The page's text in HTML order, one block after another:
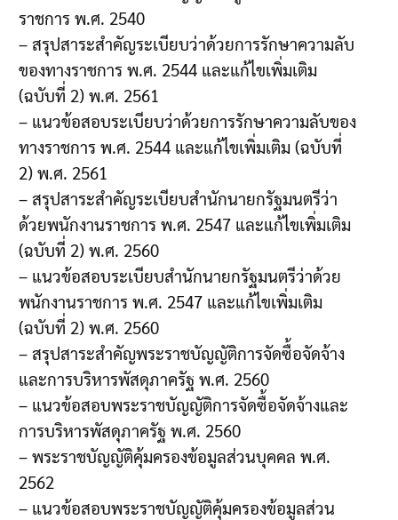
ราชการ พ.ศ. 2540
– สรุปสาระสำคัญระเบียบว่าด้วยการรักษาความลับ
ของทางราชการ พ.ศ. 2544 และแก้ไขเพิ่มเติม
(ฉบับที่ 2) พ.ศ. 2561
– แนวข้อสอบระเบียบว่าด้วยการรักษาความลับของ
ทางราชการ พ.ศ. 2544 และแก้ไขเพิ่มเติม (ฉบับที่
2) พ.ศ. 2561
– สรุปสาระสำคัญระเบียบสำนักนายกรัฐมนตรีว่า
ด้วยพนักงานราชการ พ.ศ. 2547 และแก้ไขเพิ่มเติม
(ฉบับที่ 2) พ.ศ. 2560
– แนวข้อสอบระเบียบสำนักนายกรัฐมนตรีว่าด้วย
พนักงานราชการ พ.ศ. 2547 และแก้ไขเพิ่มเติม
(ฉบับที่ 2) พ.ศ. 2560
– สรุปสาระสำคัญพระราชบัญญัติการจัดซื้อจัดจ้าง
และการบริหารพัสดุภาครัฐ พ.ศ. 2560
– แนวข้อสอบพระราชบัญญัติการจัดซื้อจัดจ้างและ
การบริหารพัสดุภาครัฐ พ.ศ. 2560
– พระราชบัญญัติคุ้มครองข้อมูลส่วนบุคคล พ.ศ.
2562
– แนวข้อสอบพระราชบัญญัติคุ้มครองข้อมูลส่วน